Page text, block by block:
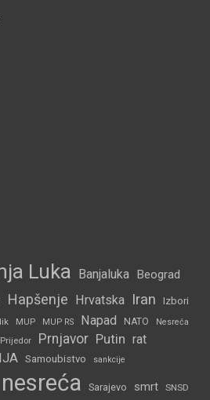
Luka Banjaluka Beograd
Hapšenje Hrvatska Iran Izbori
MUP MUP RS Napad NATO Nesreća
Prijedor Prnjavor Putin rat
Samoubistvo sankcije
Sarajevo smrt SNSD